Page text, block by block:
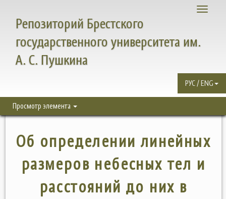
Toggle
Репозиторий Брестского
государственного университета им.
А. С. Пушкина
РУС / ENG
Просмотр элемента
Об определении линейных
размеров небесных тел и
расстояний до них в